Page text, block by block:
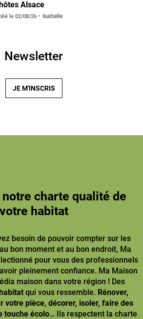
Alsace
le 02/08/26 Isabelle
Newsletter
JE M'INSCRIS
charte qualité de
votre habitat
besoin de pouvoir compter sur les
bon moment et au bon endroit, Ma
pour vous des professionnels
pleinement confiance. Ma Maison
maison dans votre région ! Des
qui vous ressemble. Rénover,
votre pièce, décorer, isoler, faire des
touche écolo… Ils respectent la charte